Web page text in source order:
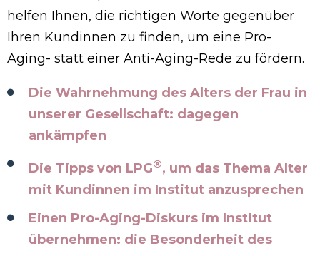
helfen Ihnen, die richtigen Worte gegenüber
Ihren Kundinnen zu finden, um eine Pro-
Aging- statt einer Anti-Aging-Rede zu fördern.
Die Wahrnehmung des Alters der Frau in
unserer Gesellschaft: dagegen
ankämpfen
Die Tipps von LPG®, um das Thema Alter
mit Kundinnen im Institut anzusprechen
Einen Pro-Aging-Diskurs im Institut
übernehmen: die Besonderheit des